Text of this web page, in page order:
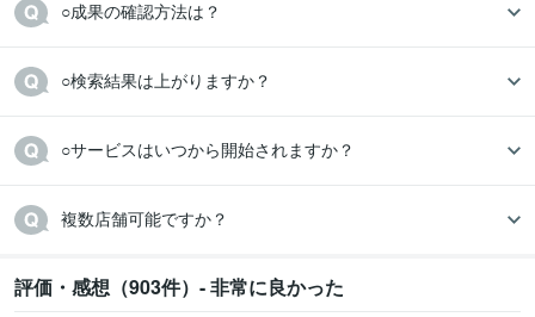
複数店舗可能ですか？
評価・感想（903件）- 非常に良かった